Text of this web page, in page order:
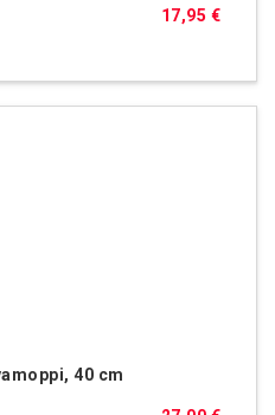
17,95 €
40 cm